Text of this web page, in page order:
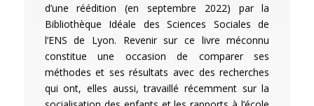
d’une réédition (en septembre 2022) par la
Bibliothèque Idéale des Sciences Sociales de
l’ENS de Lyon. Revenir sur ce livre méconnu
constitue une occasion de comparer ses
méthodes et ses résultats avec des recherches
qui ont, elles aussi, travaillé récemment sur la